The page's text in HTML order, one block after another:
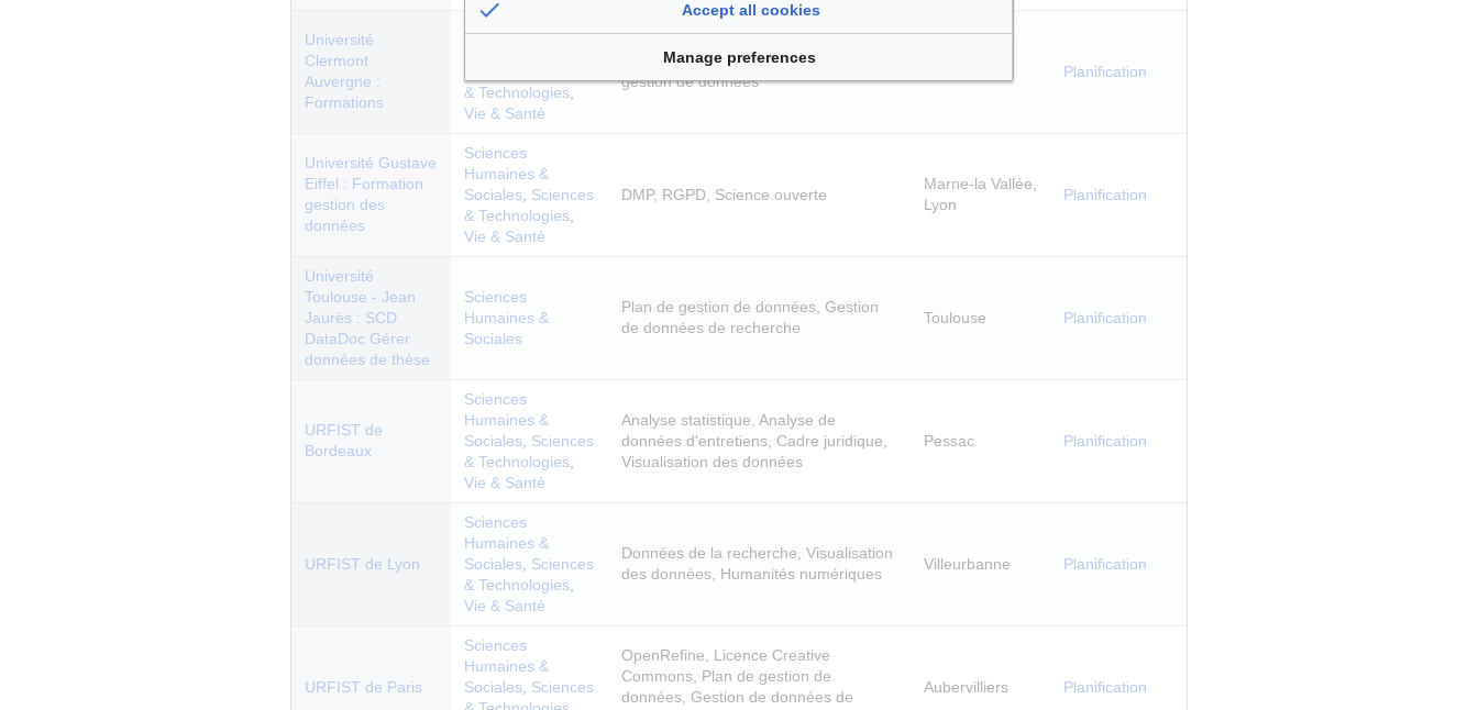
Université
Clermont
Auvergne :
Formations
Sciences
& Technologies
Vie & Santé
Données de la recherche, Plan de
gestion de données
Planification
Université Gustave
Eiffel : Formation
gestion des
données
Sciences
Humaines &
Sociales Sciences
& Technologies
Vie & Santé
DMP, RGPD, Science ouverte
Marne-la Vallée,
Lyon
Planification
Université
Toulouse - Jean
Jaurès : SCD
DataDoc Gérer
données de thèse
Sciences
Humaines &
Sociales
Plan de gestion de données, Gestion
de données de recherche
Toulouse Planification
URFIST de
Bordeaux
Sciences
Humaines &
Sociales Sciences
& Technologies
Vie & Santé
Analyse statistique, Analyse de
données d'entretiens, Cadre juridique,
Visualisation des données
Pessac Planification
URFIST de Lyon
Sciences
Humaines &
Sociales Sciences
& Technologies
Vie & Santé
Données de la recherche, Visualisation
des données, Humanités numériques
Villeurbanne Planification
URFIST de Paris
Sciences
Humaines &
Sociales Sciences
OpenRefine, Licence Creative
Commons, Plan de gestion de
données, Gestion de données de
Aubervilliers Planification
Accept all cookies
Manage preferences